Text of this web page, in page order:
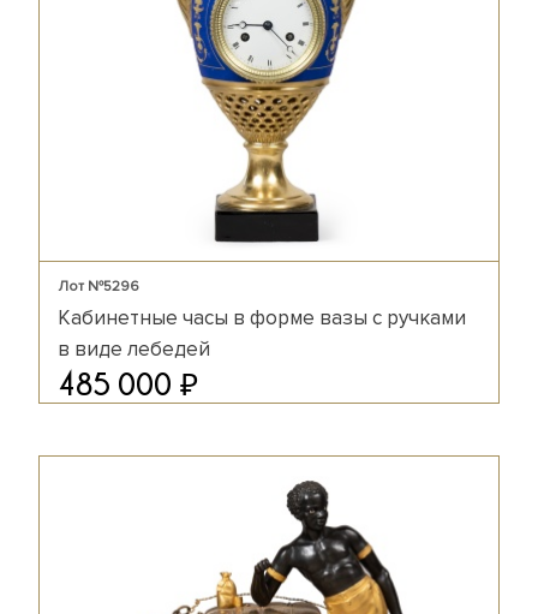
Лот №5296
Кабинетные часы в форме вазы с ручками
в виде лебедей
485 000 ₽